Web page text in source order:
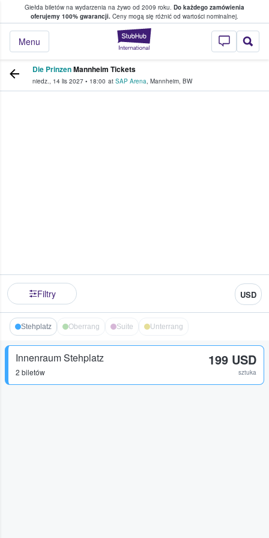
Giełda biletów na wydarzenia na żywo od 2009 roku. Do każdego zamówienia
oferujemy 100% gwarancji. Ceny mogą się różnić od wartości nominalnej.
StubHub —
Menu
w którym fani i kibice kupują i
Die PrinzenMannheim Tickets
niedz., 14 lis 2027 • 18:00 at SAP Arena, Mannheim, BW
Filtry USD
Stehplatz Oberrang Suite Unterrang
Innenraum Stehplatz
2 biletów
199 USD
sztuka